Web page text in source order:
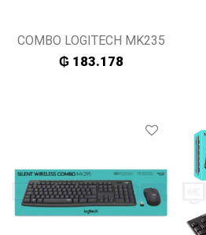
COMBO LOGITECH MK235
₲183.178